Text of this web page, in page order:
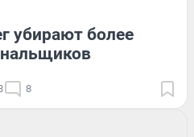
убирают более
8